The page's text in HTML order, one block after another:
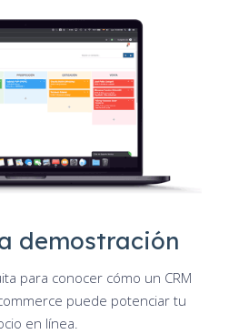
demostración
para conocer cómo un CRM
puede potenciar tu
en línea.